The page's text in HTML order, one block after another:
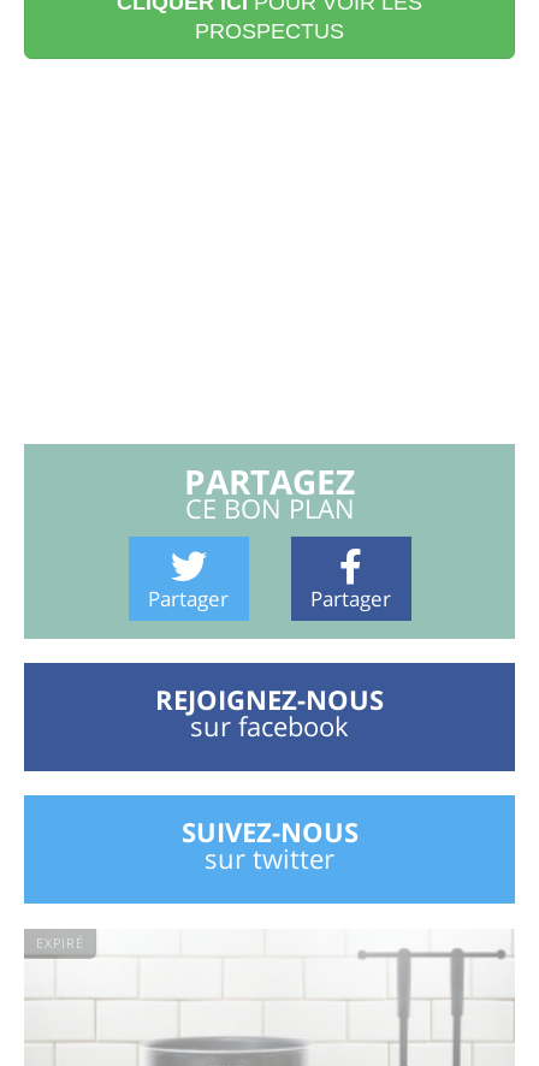
PROSPECTUS
PARTAGEZ
CE BON PLAN
Partager Partager
REJOIGNEZ-NOUS
sur facebook
SUIVEZ-NOUS
sur twitter
EXPIRÉ